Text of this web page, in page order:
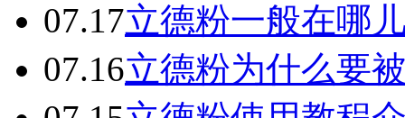
07.17立德粉一般在哪
07.16立德粉为什么要